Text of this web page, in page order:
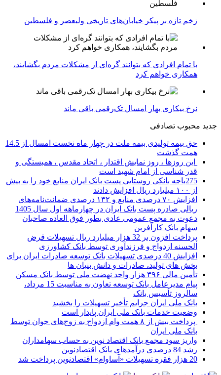
زخم تازه بر پیکر خیابان‌های تاریخی ولیعصر و فلسطین
با تمام افرادی که بتوانند گره‌ای از مشکلات مردم بگشایند،
همکاری خواهم کرد
نرخ بیکاری بهار امسال تک‌رقمی باقی ماند
جدید محبوب تصادفی
حق بیمه تولیدی بیمه ملت در چهار ماه نخست امسال از 14.5
همت گذشت
این روزها ، روز نمایش اقتدار ، اتحاد مقدس ، همبستگی و
قدر شناسی از امام شهید است
275باجه بانکی روستایی پست بانک ایران منابع خود را به بیش
از ۱۰۰ میلیارد ریال افزایش دادند
افزایش ۷۰ درصدی منابع و ۱۳۲ درصدی ضمانت‌نامه‌های
ریالی صادره پست بانک ایران در چهارماهه اول سال 1405
دعوت به مجمع عمومی عادی بطور فوق العاده صاحبان
سهام بانک کارآفرین
پرداخت افزون بر 32 هزار میلیارد ریال تسهیلات قرض
الحسنه ازدواج و فرزندآوری توسط بانک کشاورزی
افزایش 40 درصدی تسهیلات بانک توسعه صادرات ایران برای
بخش های تولید، صادرات و دانش بنیان ها
تأمین مالی ۳۹۶ هزار واحد نهضت ملی توسط بانک مسکن
پیام مدیرعامل بانک توسعه تعاون به مناسبت 15 مرداد،
سالروز تأسیس بانک
بانک ملی ایران جرایم تأخیر تسهیلات را بخشید
وضعیت خدمات بانک ملی ایران پایدار است
پرداخت بیش از ۸ همت وام ازدواج به زوج‌های جوان توسط
بانک ملی ایران
واریز سود مجمع بانک اقتصاد نوین به حساب سهامداران
رشد 84 درصدی درآمدهای بانک اقتصادنوین
20 هزار فقره تسهیلات «آساوام» اقتصادنوین پرداخت شد